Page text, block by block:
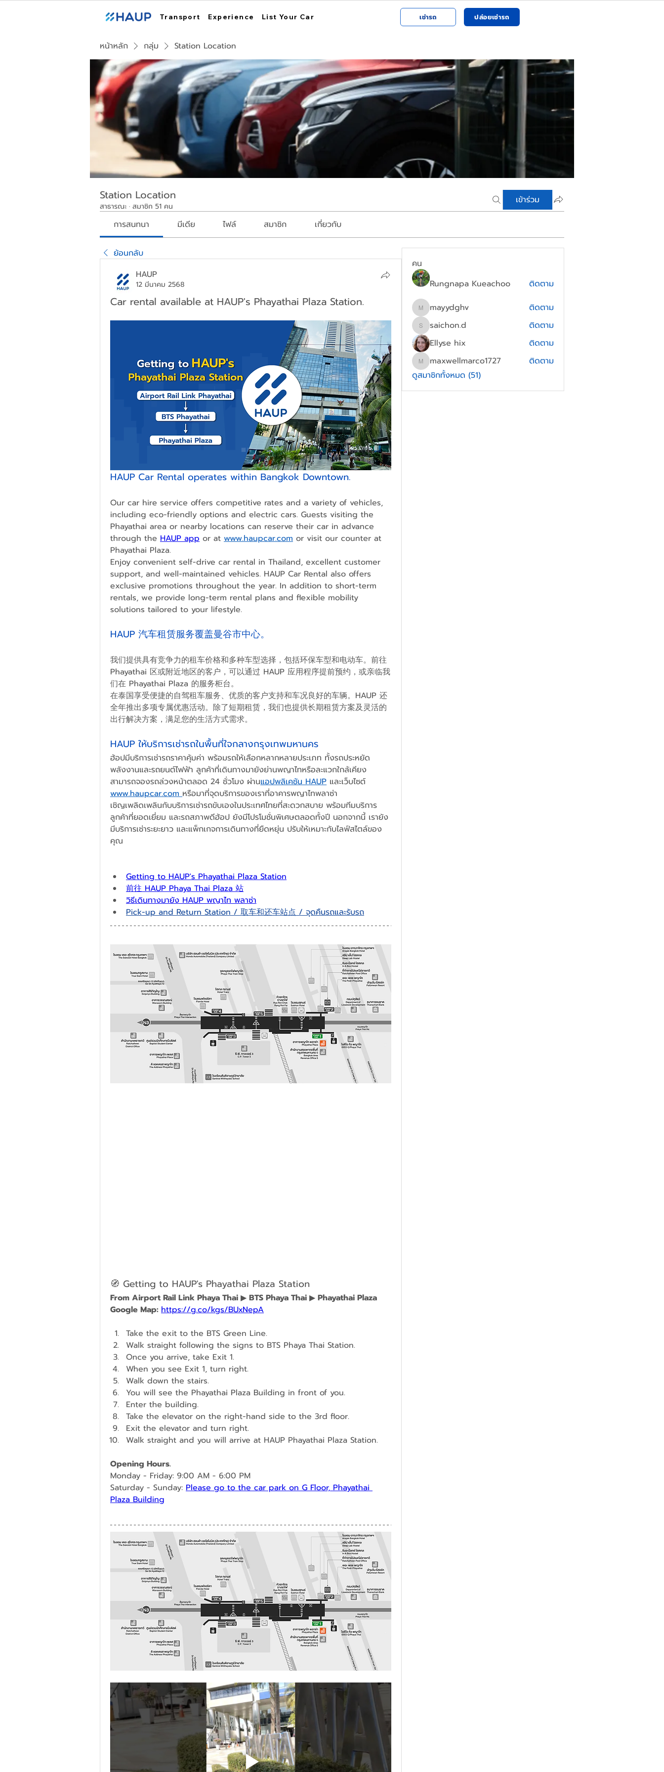
Transport Experience List Your Car เช่ารถ ปล่อยเช่ารถ
หน้าหลัก กลุ่ม Station Location
Station Location
สาธารณะ · สมาชิก 51 คน
เข้าร่วม
การสนทนา มีเดีย ไฟล์ สมาชิก เกี่ยวกับ
ย้อนกลับ
HAUP
12 มีนาคม 2568
Car rental available at HAUP's Phayathai Plaza Station.
HAUP Car Rental operates within Bangkok Downtown.
Our car hire service offers competitive rates and a variety of vehicles,
including eco-friendly options and electric cars. Guests visiting the
Phayathai area or nearby locations can reserve their car in advance
through the HAUP app or at www.haupcar.com or visit our counter at
Phayathai Plaza.
Enjoy convenient self-drive car rental in Thailand, excellent customer
support, and well-maintained vehicles. HAUP Car Rental also offers
exclusive promotions throughout the year. In addition to short-term
rentals, we provide long-term rental plans and flexible mobility
solutions tailored to your lifestyle.
HAUP 汽车租赁服务覆盖曼谷市中心。
我们提供具有竞争力的租车价格和多种车型选择，包括环保车型和电动车。前往
Phayathai 区或附近地区的客户，可以通过 HAUP 应用程序提前预约，或亲临我
们在 Phayathai Plaza 的服务柜台。
在泰国享受便捷的自驾租车服务、优质的客户支持和车况良好的车辆。HAUP 还
全年推出多项专属优惠活动。除了短期租赁，我们也提供长期租赁方案及灵活的
出行解决方案，满足您的生活方式需求。
HAUP ให้บริการเช่ารถในพื้นที่ใจกลางกรุงเทพมหานคร
ฮ้อปมีบริการเช่ารถราคาคุ้มค่า พร้อมรถให้เลือกหลากหลายประเภท ทั้งรถประหยัด
พลังงานและรถยนต์ไฟฟ้า ลูกค้าที่เดินทางมายังย่านพญาไทหรือละแวกใกล้เคียง
สามารถจองรถล่วงหน้าตลอด 24 ชั่วโมง ผ่านแอปพลิเคชัน HAUP
www.haupcar.com หรือมาที่จุดบริการของเราที่อาคารพญาไทพลาซ่า
เชิญเพลิดเพลินกับบริการเช่ารถขับเองในประเทศไทยที่สะดวกสบาย พร้อมทีมบริการ
ลูกค้าที่ยอดเยี่ยม และรถสภาพดีฮ้อป ยังมีโปรโมชั่นพิเศษตลอดทั้งปี นอกจากนี้ เรายัง
มีบริการเช่าระยะยาว และแพ็กเกจการเดินทางที่ยืดหยุ่น ปรับให้เหมาะกับไลฟ์สไตล์ของ
คุณ
Getting to HAUP's Phayathai Plaza Station
前往 HAUP Phaya Thai Plaza 站
วิธีเดินทางมายัง HAUP พญาไท พลาซ่า
Pick-up and Return Station / 取车和还车站点 / จุดคืนรถและรับรถ
🧭 Getting to HAUP's Phayathai Plaza Station
From Airport Rail Link Phaya Thai ▶︎ BTS Phaya Thai ▶︎ Phayathai Plaza
Google Map: https://g.co/kgs/BUxNepA
Take the exit to the BTS Green Line.
Walk straight following the signs to BTS Phaya Thai Station.
Once you arrive, take Exit 1.
When you see Exit 1, turn right.
Walk down the stairs.
You will see the Phayathai Plaza Building in front of you.
Enter the building.
Take the elevator on the right-hand side to the 3rd floor.
Exit the elevator and turn right.
Walk straight and you will arrive at HAUP Phayathai Plaza Station.
Opening Hours.
Monday - Friday: 9:00 AM - 6:00 PM
Saturday - Sunday: Please go to the car park on G Floor, Phayathai
Plaza Building
คน
Rungnapa Kueachoo
ติดตาม
mayydghv
mayydghv ติดตาม
saichon.d
saichon.d
ติดตาม
Ellyse hix
ติดตาม
maxwellmarco1727
maxwellmarco1727
ติดตาม
ดูสมาชิกทั้งหมด (51)